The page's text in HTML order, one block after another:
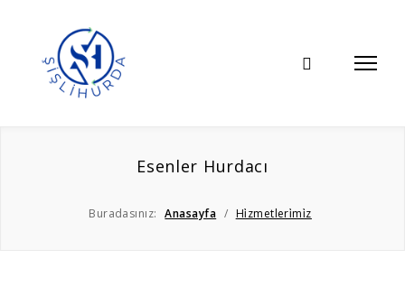
Esenler Hurdacı
Buradasınız: Anasayfa / Hi̇zmetleri̇mi̇z